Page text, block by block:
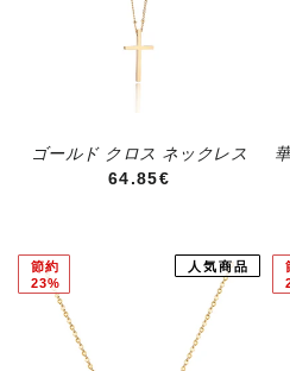
ゴールド クロス ネックレス
通常価格
64.85€
節約
23%
人気商品